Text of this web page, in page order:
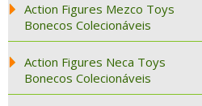
Action Figures Mezco Toys
Bonecos Colecionáveis
Action Figures Neca Toys
Bonecos Colecionáveis